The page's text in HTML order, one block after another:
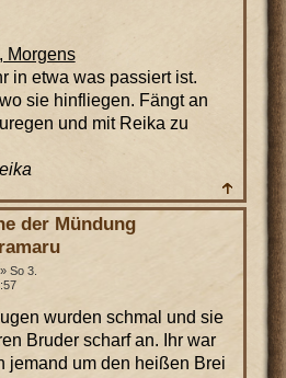
Morgens
in etwa was passiert ist.
sie hinfliegen. Fängt an
und mit Reika zu
der Mündung
So 3.
wurden schmal und sie
Bruder scharf an. Ihr war
jemand um den heißen Brei